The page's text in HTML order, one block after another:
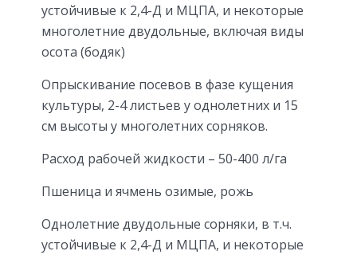
устойчивые к 2,4-Д и МЦПА, и некоторые
многолетние двудольные, включая виды
осота (бодяк)
Опрыскивание посевов в фазе кущения
культуры, 2-4 листьев у однолетних и 15
см высоты у многолетних сорняков.
Расход рабочей жидкости – 50-400 л/га
Пшеница и ячмень озимые, рожь
Однолетние двудольные сорняки, в т.ч.
устойчивые к 2,4-Д и МЦПА, и некоторые